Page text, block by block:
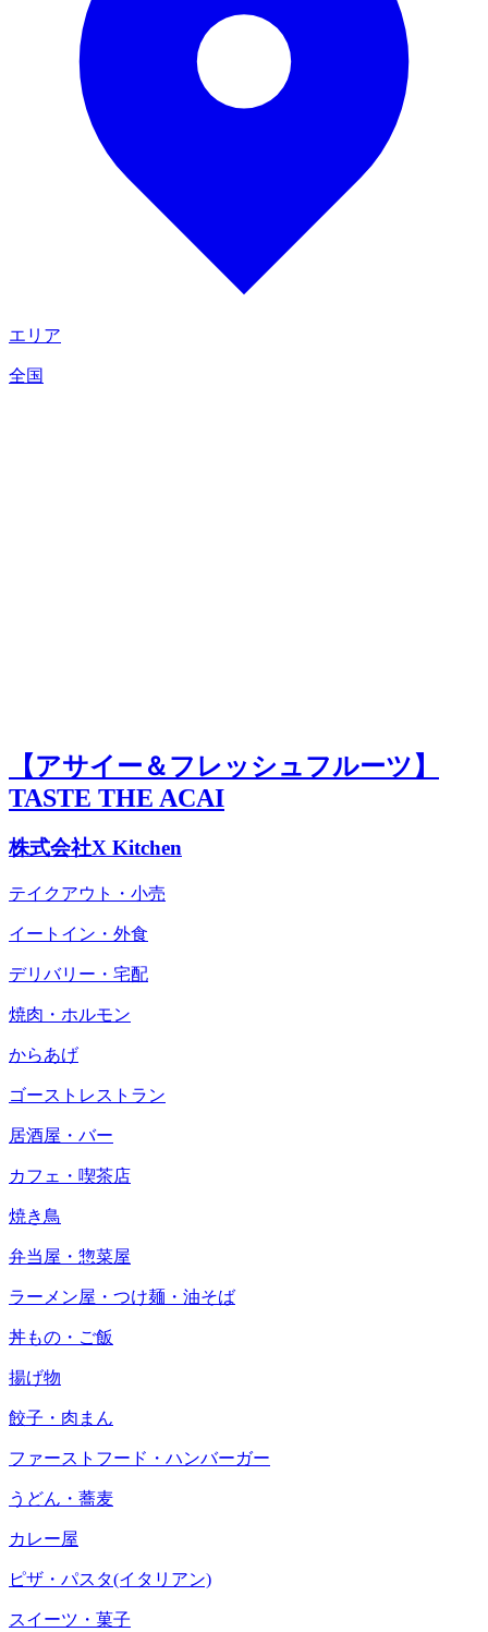
エリア
全国
【アサイー＆フレッシュフルーツ】
TASTE THE ACAI
株式会社X Kitchen
テイクアウト・小売
イートイン・外食
デリバリー・宅配
焼肉・ホルモン
からあげ
ゴーストレストラン
居酒屋・バー
カフェ・喫茶店
焼き鳥
弁当屋・惣菜屋
ラーメン屋・つけ麺・油そば
丼もの・ご飯
揚げ物
餃子・肉まん
ファーストフード・ハンバーガー
うどん・蕎麦
カレー屋
ピザ・パスタ(イタリアン)
スイーツ・菓子